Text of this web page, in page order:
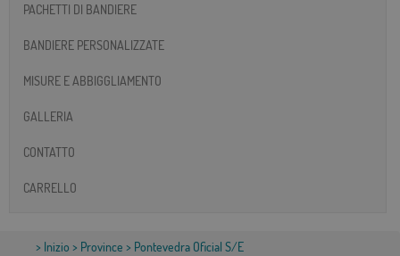
PACHETTI DI BANDIERE
BANDIERE PERSONALIZZATE
MISURE E ABBIGGLIAMENTO
GALLERIA
CONTATTO
CARRELLO
> Inizio > Province > Pontevedra Oficial S/E